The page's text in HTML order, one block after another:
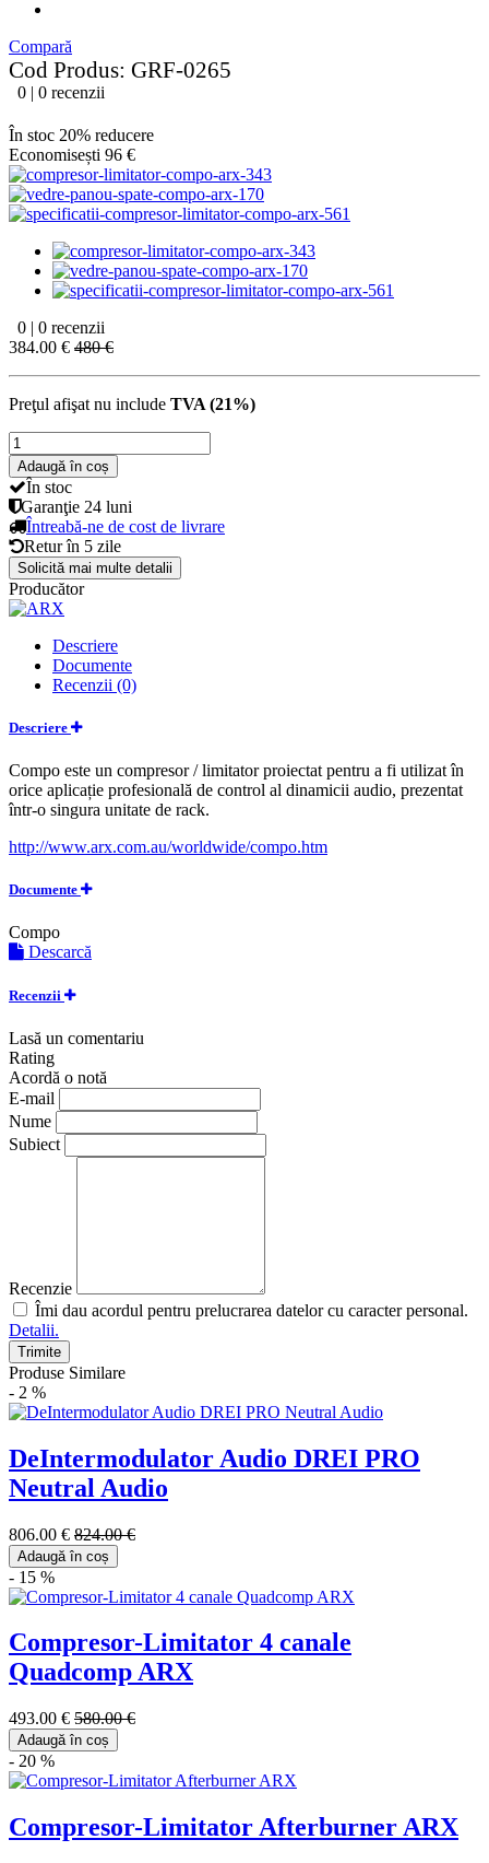
Compară
Cod Produs: GRF-0265
0 | 0 recenzii
În stoc 20% reducere
Economisești 96 €
0 | 0 recenzii
384.00 € 480 €
Preţul afişat nu include TVA (21%)
Adaugă în coș
În stoc
Garanţie 24 luni
Întreabă-ne de cost de livrare
Retur în 5 zile
Solicită mai multe detalii
Producător
Descriere
Documente
Recenzii (0)
Descriere
Compo este un compresor / limitator proiectat pentru a fi utilizat în
orice aplicație profesională de control al dinamicii audio, prezentat
într-o singura unitate de rack.
http://www.arx.com.au/worldwide/compo.htm
Documente
Compo
Descarcă
Recenzii
Lasă un comentariu
Rating
Acordă o notă
E-mail
Nume
Subiect
Recenzie
Îmi dau acordul pentru prelucrarea datelor cu caracter personal.
Detalii.
Trimite
Produse Similare
- 2 %
DeIntermodulator Audio DREI PRO
Neutral Audio
806.00 € 824.00 €
Adaugă în coș
- 15 %
Compresor-Limitator 4 canale
Quadcomp ARX
493.00 € 580.00 €
Adaugă în coș
- 20 %
Compresor-Limitator Afterburner ARX